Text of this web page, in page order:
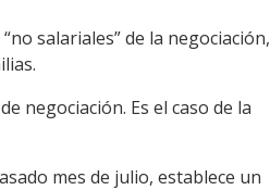
salariales” de la negociación,
negociación. Es el caso de la
mes de julio, establece un